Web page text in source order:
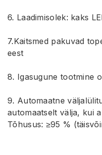
6. Laadimisolek: kaks
7.Kaitsmed pakuvad
eest
8. Igasugune tootmine
9. Automaatne
automaatselt välja, kui
Tõhusus: ≥95 %